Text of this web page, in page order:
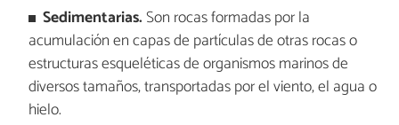
Sedimentarias.Son rocas formadas por la
acumulación en capas de partículas de otras rocas o
estructuras esqueléticas de organismos marinos de
diversos tamaños, transportadas por el viento, el agua o
hielo.